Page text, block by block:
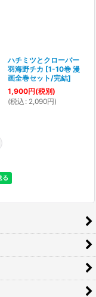
ハチミツとクローバー
羽海野チカ [1-10巻 漫
画全巻セット/完結]
1,900円(税別)
(税込 : 2,090円)